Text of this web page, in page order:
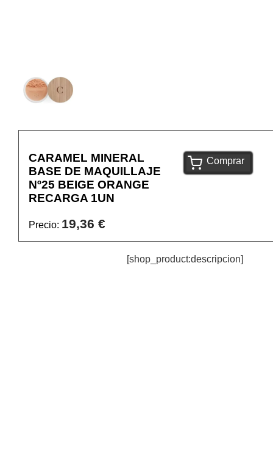
CARAMEL MINERAL
BASE DE MAQUILLAJE
Nº25 BEIGE ORANGE
RECARGA 1UN
Precio: 19,36 €
Comprar
[shop_product:descripcion]